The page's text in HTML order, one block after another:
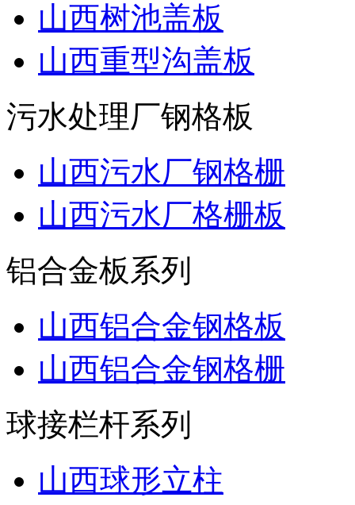
山西树池盖板
山西重型沟盖板
污水处理厂钢格板
山西污水厂钢格栅
山西污水厂格栅板
铝合金板系列
山西铝合金钢格板
山西铝合金钢格栅
球接栏杆系列
山西球形立柱